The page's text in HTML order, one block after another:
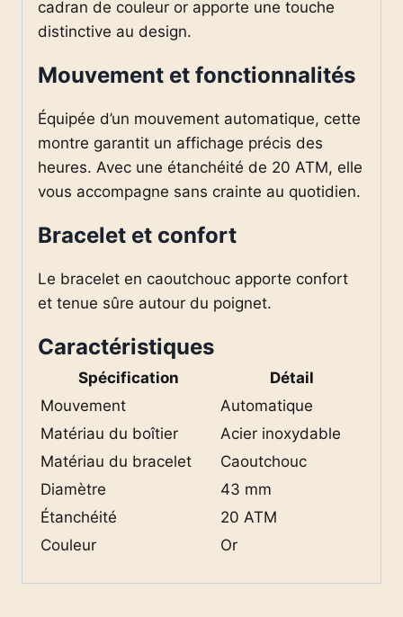
cadran de couleur or apporte une touche
distinctive au design.
Mouvement et fonctionnalités
Équipée d’un mouvement automatique, cette
montre garantit un affichage précis des
heures. Avec une étanchéité de 20 ATM, elle
vous accompagne sans crainte au quotidien.
Bracelet et confort
Le bracelet en caoutchouc apporte confort
et tenue sûre autour du poignet.
Caractéristiques
Spécification
Détail
Mouvement
Automatique
Matériau du boîtier
Acier inoxydable
Matériau du bracelet
Caoutchouc
Diamètre
43 mm
Étanchéité
20 ATM
Couleur
Or